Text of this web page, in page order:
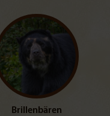
Brillenbären